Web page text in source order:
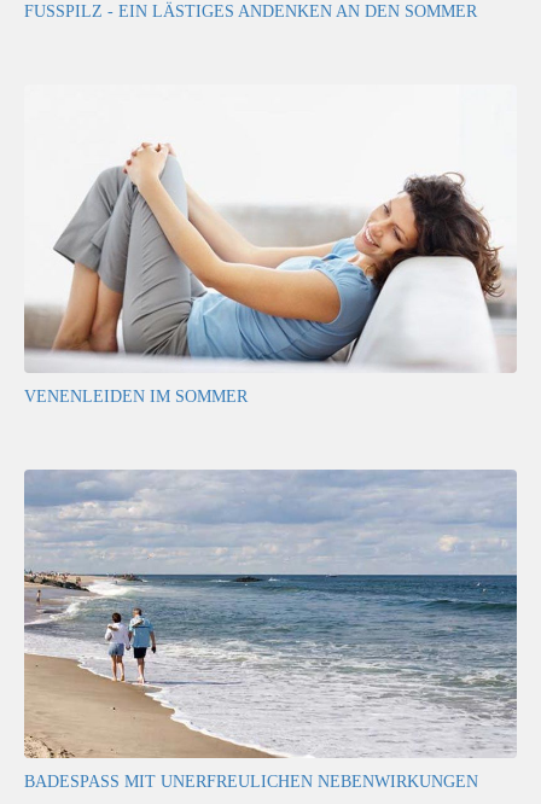
FUSSPILZ - EIN LÄSTIGES ANDENKEN AN DEN SOMMER
VENENLEIDEN IM SOMMER
BADESPASS MIT UNERFREULICHEN NEBENWIRKUNGEN